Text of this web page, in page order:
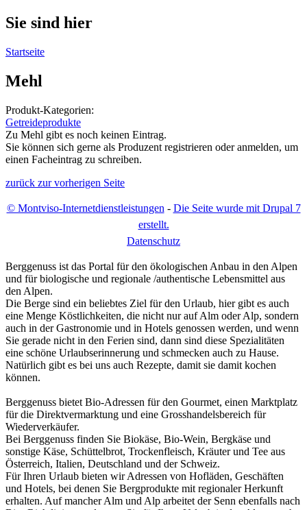
Sie sind hier
Startseite
Mehl
Produkt-Kategorien:
Getreideprodukte
Zu Mehl gibt es noch keinen Eintrag.
Sie können sich gerne als Produzent registrieren oder anmelden, um
einen Facheintrag zu schreiben.
zurück zur vorherigen Seite
© Montviso-Internetdienstleistungen - Die Seite wurde mit Drupal 7
erstellt.
Datenschutz
Berggenuss ist das Portal für den ökologischen Anbau in den Alpen
und für biologische und regionale /authentische Lebensmittel aus
den Alpen.
Die Berge sind ein beliebtes Ziel für den Urlaub, hier gibt es auch
eine Menge Köstlichkeiten, die nicht nur auf Alm oder Alp, sondern
auch in der Gastronomie und in Hotels genossen werden, und wenn
Sie gerade nicht in den Ferien sind, dann sind diese Spezialitäten
eine schöne Urlaubserinnerung und schmecken auch zu Hause.
Natürlich gibt es bei uns auch Rezepte, damit sie damit kochen
können.
Berggenuss bietet Bio-Adressen für den Gourmet, einen Marktplatz
für die Direktvermarktung und eine Grosshandelsbereich für
Wiederverkäufer.
Bei Berggenuss finden Sie Biokäse, Bio-Wein, Bergkäse und
sonstige Käse, Schüttelbrot, Trockenfleisch, Kräuter und Tee aus
Österreich, Italien, Deutschland und der Schweiz.
Für Ihren Urlaub bieten wir Adressen von Hofläden, Geschäften
und Hotels, bei denen Sie Bergprodukte mit regionaler Herkunft
erhalten. Auf mancher Alm und Alp arbeitet der Senn ebenfalls nach